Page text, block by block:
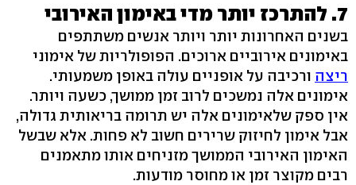
7. להתרכז יותר מדי באימון האירובי
בשנים האחרונות יותר ויותר אנשים משתתפים
באימונים אירוביים ארוכים. הפופולריות של אימוני
ריצה ורכיבה על אופניים עולה באופן משמעותי.
אימונים אלה נמשכים לרוב זמן ממושך, כשעה ויותר.
אין ספק שלאימונים אלה יש תרומה בריאותית גדולה,
אבל אימון לחיזוק שרירים חשוב לא פחות. אלא שבשל
האימון האירובי הממושך מזניחים אותו מתאמנים
רבים מקוצר זמן או מחוסר מודעות.